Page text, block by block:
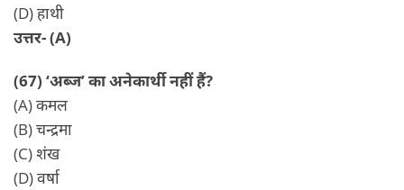
(D) हाथी
उत्तर- (A)
(67) ‘अब्ज’ का अनेकार्थी नहीं हैं?
(A) कमल
(B) चन्द्रमा
(C) शंख
(D) वर्षा